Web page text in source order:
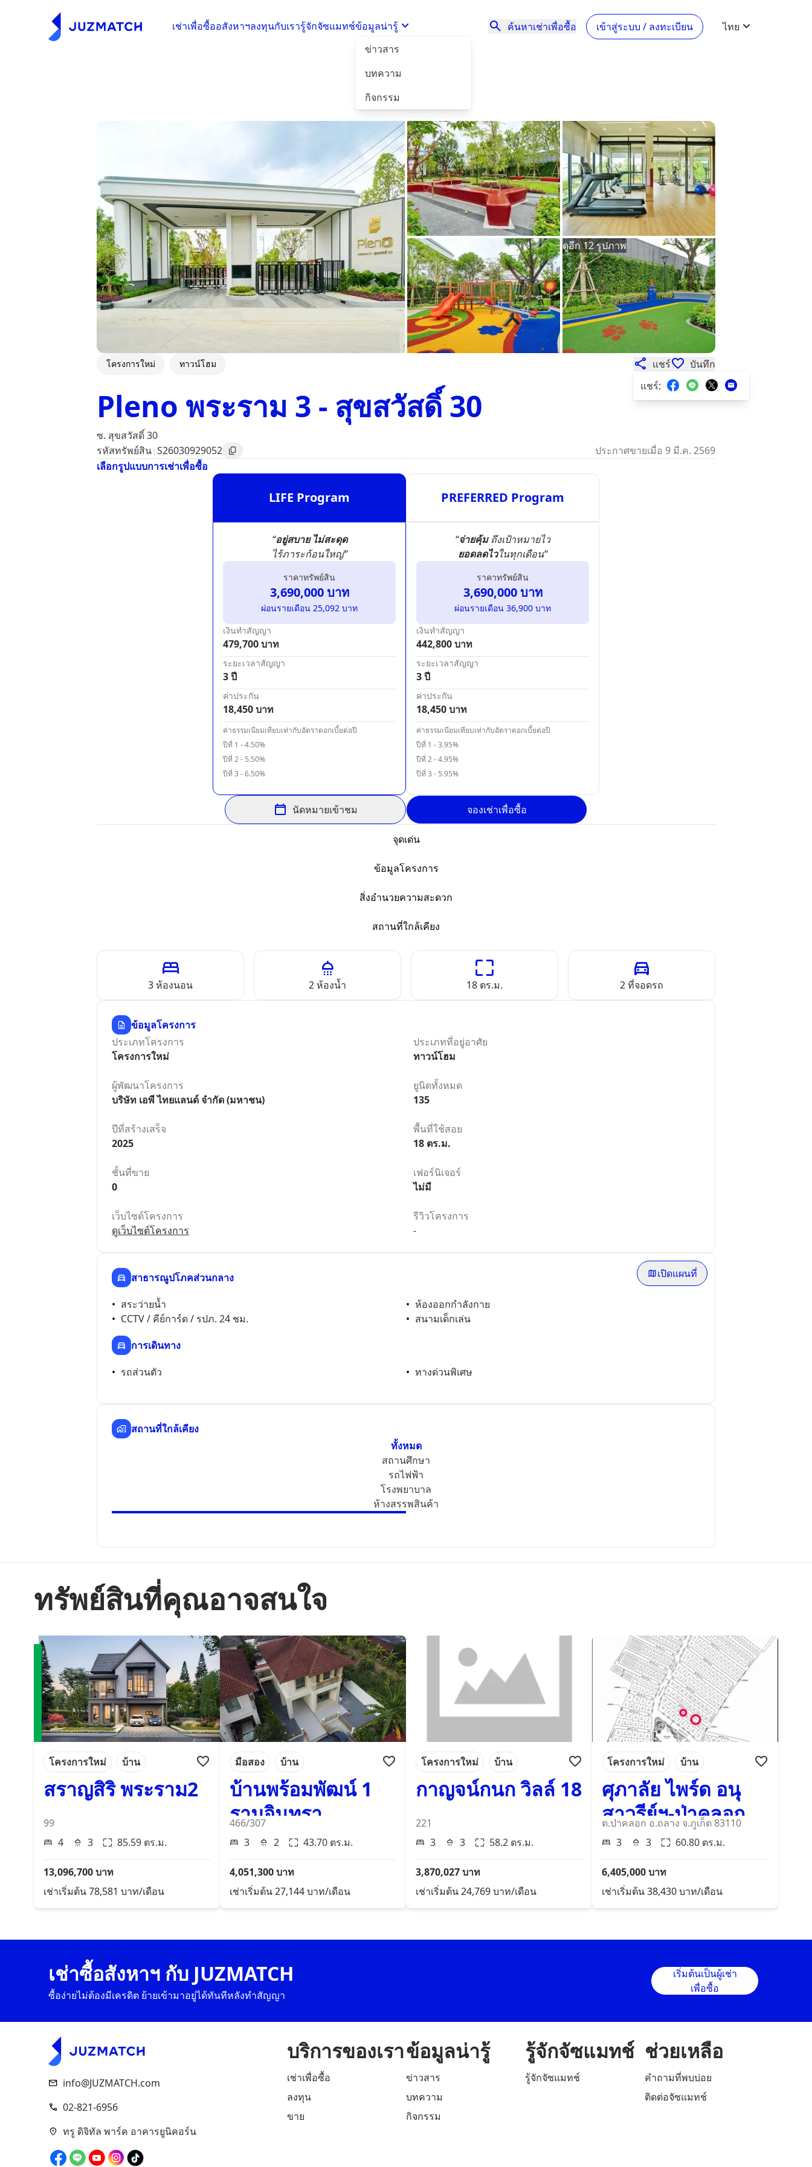
เช่าเพื่อซื้ออสังหาฯลงทุนกับเรารู้จักจัซแมทช์ข้อมูลน่ารู้
ข่าวสาร
บทความ
กิจกรรม
ค้นหาเช่าเพื่อซื้อ เข้าสู่ระบบ / ลงทะเบียน ไทย
ดูอีก 12 รูปภาพ
โครงการใหม่ ทาวน์โฮม
แชร์
แชร์:
บันทึก
Pleno พระราม 3 - สุขสวัสดิ์ 30
ซ. สุขสวัสดิ์ 30
รหัสทรัพย์สิน|S26030929052
ประกาศขายเมื่อ 9 มี.ค. 2569
เลือกรูปแบบการเช่าเพื่อซื้อ
LIFE Program
“อยู่สบาย ไม่สะดุด
ไร้ภาระก้อนใหญ่“
ราคาทรัพย์สิน
3,690,000 บาท
ผ่อนรายเดือน 25,092 บาท
เงินทำสัญญา
479,700บาท
ระยะเวลาสัญญา
3 ปี
ค่าประกัน
18,450บาท
ค่าธรรมเนียมเทียบเท่ากับอัตราดอกเบี้ยต่อปี
ปีที่ 1 -4.50%
ปีที่ 2- 5.50%
ปีที่ 3 -6.50%
PREFERRED Program
“จ่ายคุ้มถึงเป้าหมายไว
ยอดลดไวในทุกเดือน“
ราคาทรัพย์สิน
3,690,000 บาท
ผ่อนรายเดือน 36,900 บาท
เงินทำสัญญา
442,800บาท
ระยะเวลาสัญญา
3 ปี
ค่าประกัน
18,450บาท
ค่าธรรมเนียมเทียบเท่ากับอัตราดอกเบี้ยต่อปี
ปีที่ 1 -3.95%
ปีที่ 2-4.95%
ปีที่ 3 - 5.95%
นัดหมายเข้าชม จองเช่าเพื่อซื้อ
จุดเด่น
ข้อมูลโครงการ
สิ่งอำนวยความสะดวก
สถานที่ใกล้เคียง
3ห้องนอน 2ห้องน้ำ 18 ตร.ม. 2ที่จอดรถ
ข้อมูลโครงการ
ประเภทโครงการ
โครงการใหม่
ประเภทที่อยู่อาศัย
ทาวน์โฮม
ผู้พัฒนาโครงการ
บริษัท เอพี ไทยแลนด์ จำกัด (มหาชน)
ยูนิตทั้งหมด
135
ปีที่สร้างเสร็จ
2025
พื้นที่ใช้สอย
18 ตร.ม.
ชั้นที่ขาย
0
เฟอร์นิเจอร์
ไม่มี
เว็บไซต์โครงการ
ดูเว็บไซต์โครงการ
รีวิวโครงการ
-
เปิดแผนที่
สาธารณูปโภคส่วนกลาง
สระว่ายน้ำ
ห้องออกกำลังกาย
CCTV / คีย์การ์ด / รปภ. 24 ชม.
สนามเด็กเล่น
การเดินทาง
รถส่วนตัว
ทางด่วนพิเศษ
สถานที่ใกล้เคียง
ทั้งหมด
สถานศึกษา
รถไฟฟ้า
โรงพยาบาล
ห้างสรรพสินค้า
ทรัพย์สินที่คุณอาจสนใจ
โครงการใหม่ บ้าน
สราญสิริ พระราม2
99
4
3 85.59 ตร.ม.
13,096,700บาท
เช่าเริ่มต้น78,581 บาท/เดือน
มือสอง บ้าน
บ้านพร้อมพัฒน์ 1
รามอินทรา
466/307
3
2 43.70 ตร.ม.
4,051,300บาท
เช่าเริ่มต้น27,144บาท/เดือน
โครงการใหม่ บ้าน
กาญจน์กนก วิลล์ 18
221
3
3 58.2 ตร.ม.
3,870,027บาท
เช่าเริ่มต้น24,769บาท/เดือน
โครงการใหม่ บ้าน
ศุภาลัย ไพร์ด อนุ
สาวรีย์ฯ-ป่าคลอก
ต.ป่าคลอก อ.ถลาง จ.ภูเก็ต 83110
3
3 60.80 ตร.ม.
6,405,000บาท
เช่าเริ่มต้น38,430บาท/เดือน
เช่าซื้อสังหาฯ กับ JUZMATCH
ซื้อง่ายไม่ต้องมีเครดิต ย้ายเข้ามาอยู่ได้ทันทีหลังทำสัญญา
เริ่มต้นเป็นผู้เช่า
เพื่อซื้อ
info@JUZMATCH.com
02-821-6956
ทรู ดิจิทัล พาร์ค อาคารยูนิคอร์น
บริการของเรา
เช่าเพื่อซื้อ
ลงทุน
ขาย
ข้อมูลน่ารู้
ข่าวสาร
บทความ
กิจกรรม
รู้จักจัซแมทช์
รู้จักจัซแมทช์
ช่วยเหลือ
คำถามที่พบบ่อย
ติดต่อจัซแมทช์